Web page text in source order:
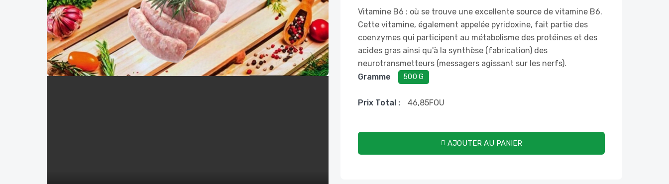
Vitamine B6 : où se trouve une excellente source de vitamine B6.
Cette vitamine, également appelée pyridoxine, fait partie des
coenzymes qui participent au métabolisme des protéines et des
acides gras ainsi qu'à la synthèse (fabrication) des
neurotransmetteurs (messagers agissant sur les nerfs).
Gramme
500 G
Prix ​​total : 46,85FOU
AJOUTER AU PANIER